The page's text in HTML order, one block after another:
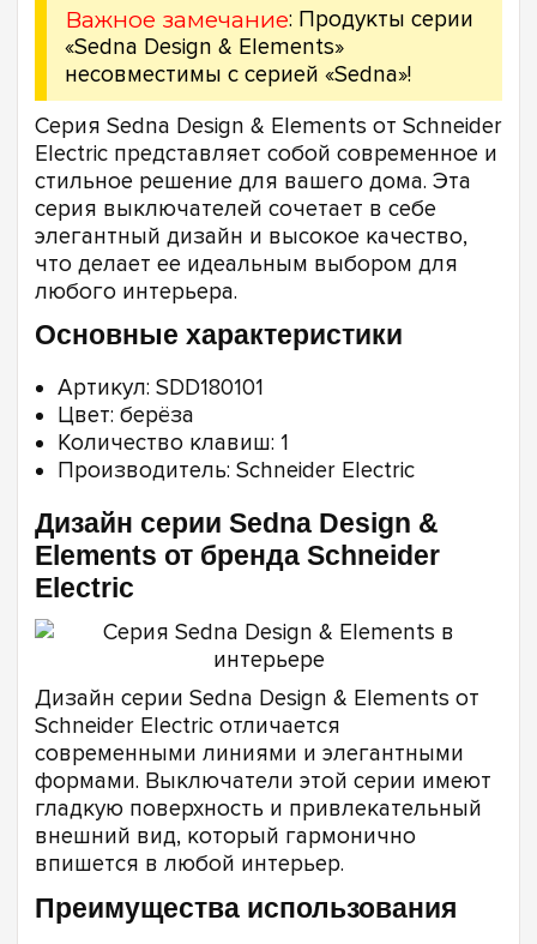
Важное замечание: Продукты серии
«Sedna Design & Elements»
несовместимы с серией «Sedna»!
Серия Sedna Design & Elements от Schneider
Electric представляет собой современное и
стильное решение для вашего дома. Эта
серия выключателей сочетает в себе
элегантный дизайн и высокое качество,
что делает ее идеальным выбором для
любого интерьера.
Основные характеристики
Артикул: SDD180101
Цвет: берёза
Количество клавиш: 1
Производитель: Schneider Electric
Дизайн серии Sedna Design &
Elements от бренда Schneider
Electric
Дизайн серии Sedna Design & Elements от
Schneider Electric отличается
современными линиями и элегантными
формами. Выключатели этой серии имеют
гладкую поверхность и привлекательный
внешний вид, который гармонично
впишется в любой интерьер.
Преимущества использования